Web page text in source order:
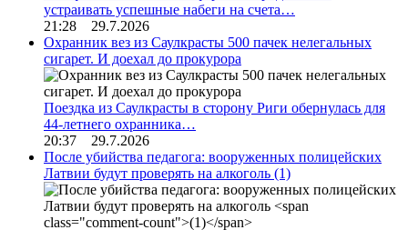
устраивать успешные набеги на счета…
21:28 29.7.2026
Охранник вез из Саулкрасты 500 пачек нелегальных
сигарет. И доехал до прокурора
Поездка из Саулкрасты в сторону Риги обернулась для
44-летнего охранника…
20:37 29.7.2026
После убийства педагога: вооруженных полицейских
Латвии будут проверять на алкоголь (1)